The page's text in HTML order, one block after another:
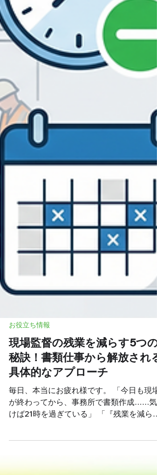
お役立ち情報
現場監督の残業を減らす5つの
秘訣！書類仕事から解放される
具体的なアプローチ
せ』と言われても、業務量は変わらないの